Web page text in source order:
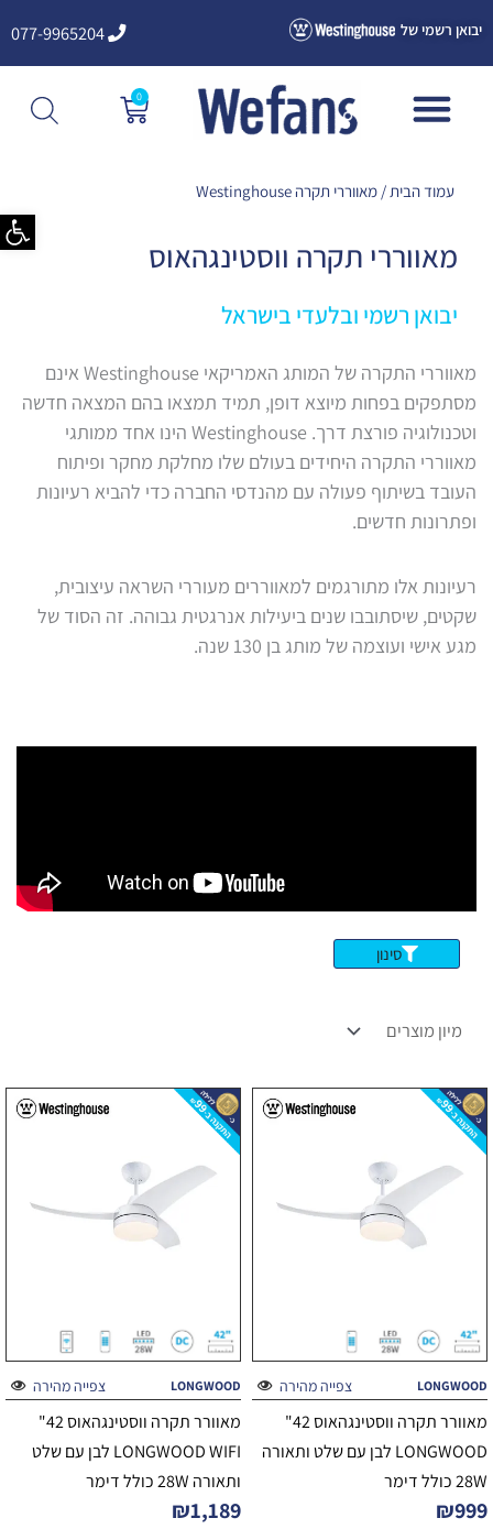
פתח
לתוכן
יבואן רשמי של 077-9965204
0
עגלת
קניות
עמוד הבית / מאווררי תקרה Westinghouse
מאווררי תקרה ווסטינגהאוס
יבואן רשמי ובלעדי בישראל
מאווררי התקרה של המותג האמריקאי Westinghouse אינם
מסתפקים בפחות מיוצא דופן, תמיד תמצאו בהם המצאה חדשה
וטכנולוגיה פורצת דרך. Westinghouse הינו אחד ממותגי
מאווררי התקרה היחידים בעולם שלו מחלקת מחקר ופיתוח
העובד בשיתוף פעולה עם מהנדסי החברה כדי להביא רעיונות
ופתרונות חדשים.
רעיונות אלו מתורגמים למאווררים מעוררי השראה עיצובית,
שקטים, שיסתובבו שנים ביעילות אנרגטית גבוהה. זה הסוד של
מגע אישי ועוצמה של מותג בן 130 שנה.
סינון
צפייה מהירה LONGWOOD
מאוורר תקרה ווסטינגהאוס 42"
LONGWOOD לבן עם שלט ותאורה
28W כולל דימר
₪999
צפייה מהירה LONGWOOD
מאוורר תקרה ווסטינגהאוס 42"
LONGWOOD WIFI לבן עם שלט
ותאורה 28W כולל דימר
₪1,189